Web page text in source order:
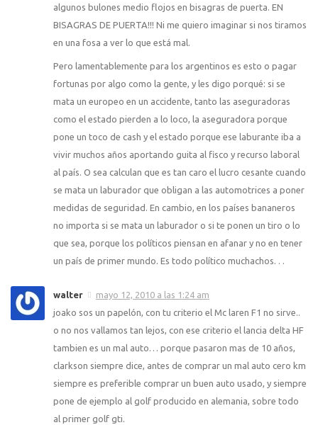
algunos bulones medio flojos en bisagras de puerta. EN
BISAGRAS DE PUERTA!!! Ni me quiero imaginar si nos tiramos
en una fosa a ver lo que está mal.
Pero lamentablemente para los argentinos es esto o pagar
fortunas por algo como la gente, y les digo porqué: si se
mata un europeo en un accidente, tanto las aseguradoras
como el estado pierden a lo loco, la aseguradora porque
pone un toco de cash y el estado porque ese laburante iba a
vivir muchos años aportando guita al fisco y recurso laboral
al país. O sea calculan que es tan caro el lucro cesante cuando
se mata un laburador que obligan a las automotrices a poner
medidas de seguridad. En cambio, en los países bananeros
no importa si se mata un laburador o si te ponen un tiro o lo
que sea, porque los políticos piensan en afanar y no en tener
un país de primer mundo. Es todo político muchachos. . .
walter
mayo 12, 2010 a las 1:24 am
joako sos un papelón, con tu criterio el Mc laren F1 no sirve..
o no nos vallamos tan lejos, con ese criterio el lancia delta HF
tambien es un mal auto… porque pasaron mas de 10 años,
clarkson siempre dice, antes de comprar un mal auto cero km
siempre es preferible comprar un buen auto usado, y siempre
pone de ejemplo al golf producido en alemania, sobre todo
al primer golf gti.